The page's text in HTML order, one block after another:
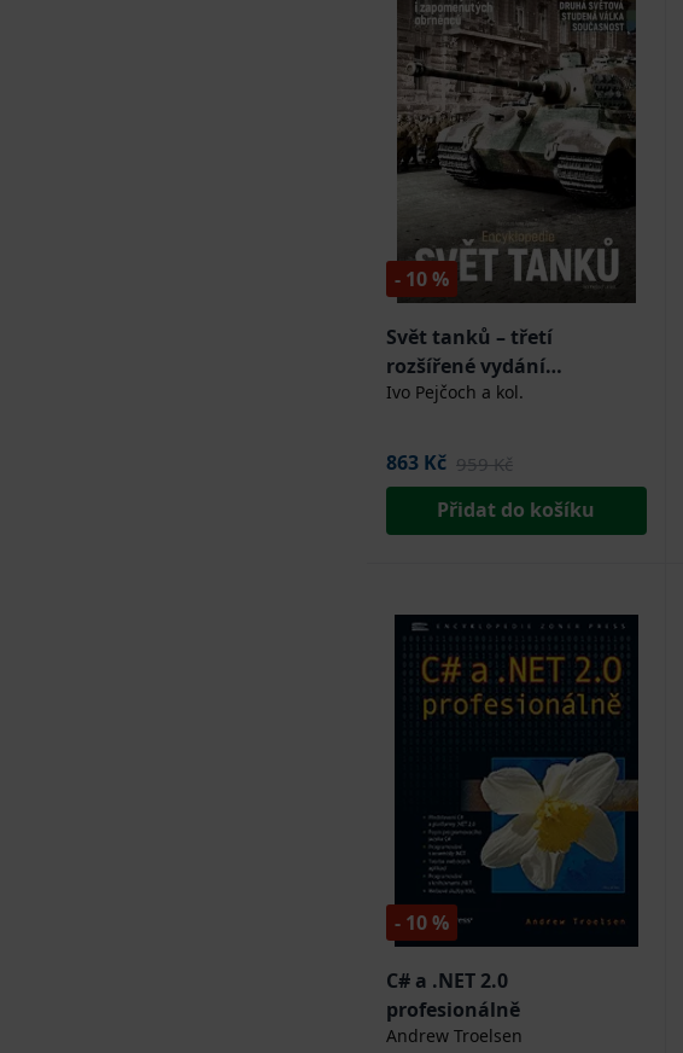
- 10 %
Svět tanků – třetí
rozšířené vydání
(Encyklopedie)
Ivo Pejčoch a kol.
863 Kč 959 Kč
Přidat do košíku
- 10 %
C# a .NET 2.0
profesionálně
Andrew Troelsen